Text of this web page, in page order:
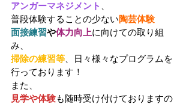
アンガーマネジメント
普段体験することの少ない陶芸体験
面接練習や体力向上に向けての取り組
み、
掃除の練習等 、日々様々なプログラムを
行っております！
また、
見学や体験も随時受け付けておりますの